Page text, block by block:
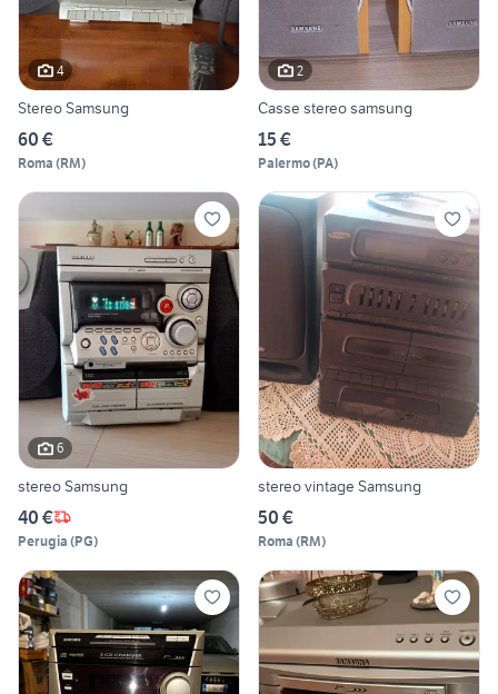
4
Stereo Samsung
60 €
Roma (RM)
2
Casse stereo samsung
15 €
Palermo(PA)
6
stereo Samsung
40 €
Perugia (PG)
stereo vintage Samsung
50 €
Roma (RM)